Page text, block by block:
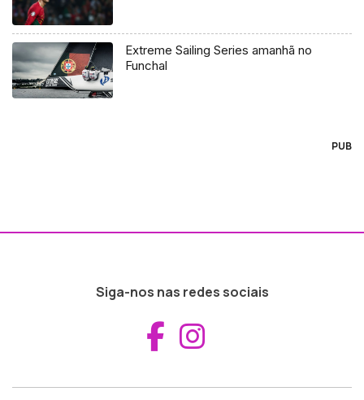
Extreme Sailing Series amanhã no
Funchal
PUB
Siga-nos nas redes sociais
Aceder ao